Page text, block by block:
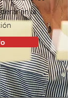
en la